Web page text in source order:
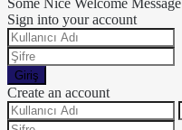
Sign into your account
Giriş
Create an account